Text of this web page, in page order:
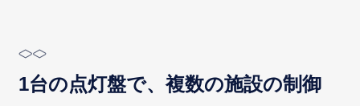
1台の点灯盤で、複数の施設の制御